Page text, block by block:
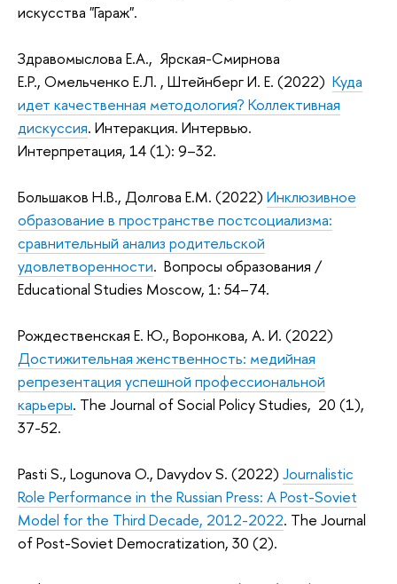
искусства "Гараж".
Здравомыслова Е.А., Ярская-Смирнова
Е.Р., Омельченко Е.Л. , Штейнберг И. Е. (2022) Куда
идет качественная методология? Коллективная
дискуссия. Интеракция. Интервью.
Интерпретация, 14 (1): 9–32.
Большаков Н.В., Долгова Е.М. (2022) Инклюзивное
образование в пространстве постсоциализма:
сравнительный анализ родительской
удовлетворенности. Вопросы образования /
Educational Studies Moscow, 1: 54–74.
Рождественская Е. Ю., Воронкова, А. И. (2022)
Достижительная женственность: медийная
репрезентация успешной профессиональной
карьеры. The Journal of Social Policy Studies, 20 (1),
37-52.
Pasti S., Logunova O., Davydov S. (2022) Journalistic
Role Performance in the Russian Press: A Post-Soviet
Model for the Third Decade, 2012-2022. The Journal
of Post-Soviet Democratization, 30 (2).